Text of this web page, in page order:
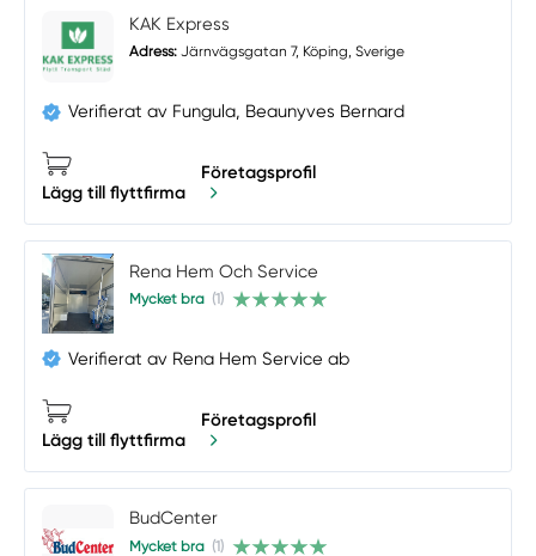
KAK Express
Adress: Järnvägsgatan 7, Köping, Sverige
Verifierat av Fungula, Beaunyves Bernard
Lägg till flyttfirma
Företagsprofil
Rena Hem Och Service
Mycket bra (1)
Verifierat av Rena Hem Service ab
Lägg till flyttfirma
Företagsprofil
BudCenter
Mycket bra (1)